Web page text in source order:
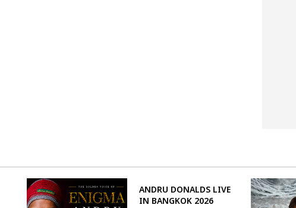
ANDRU DONALDS LIVE
IN BANGKOK 2026